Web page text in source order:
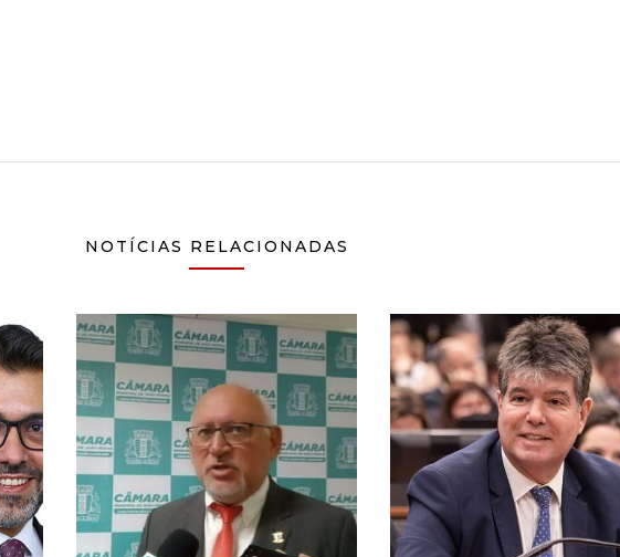
NOTÍCIAS RELACIONADAS